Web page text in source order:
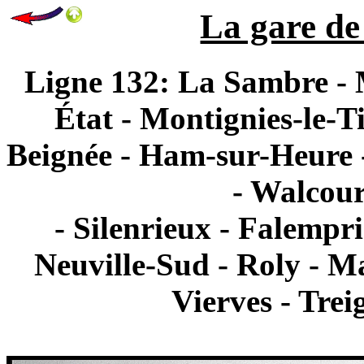
La gare
Ligne 132: La Sambre
État - Montignies-le-
Beignée - Ham-sur-
-
- Silenrieux -
Neuville-Sud - Roly -
Vierves -